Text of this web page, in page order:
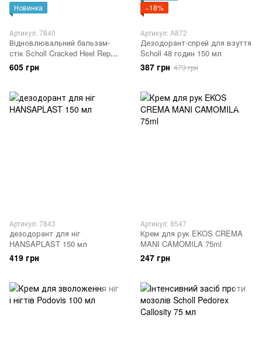
Новинка
Артикул: 7840
Відновлювальний бальзам-
стік Scholl Cracked Heel Repair
70 гр | Зволожувальний
бальзам-стік для твердих
сечовиною
605 грн
−18%
Артикул: A872
Дезодорант-спрей для взуття
Scholl 48 годин 150 мл
387 грн 473 грн
Артикул: 7843
дезодорант для ніг
HANSAPLAST 150 мл
419 грн
Артикул: 8547
Крем для рук EKOS CREMA
MANI CAMOMILA 75ml
247 грн